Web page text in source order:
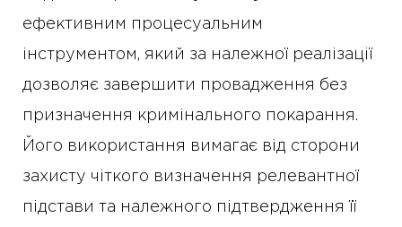
ефективним процесуальним
інструментом, який за належної реалізації
дозволяє завершити провадження без
призначення кримінального покарання.
Його використання вимагає від сторони
захисту чіткого визначення релевантної
підстави та належного підтвердження її